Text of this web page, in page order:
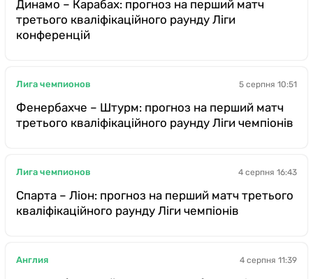
Динамо – Карабах: прогноз на перший матч
третього кваліфікаційного раунду Ліги
конференцій
Лига чемпионов 5 серпня 10:51
Фенербахче – Штурм: прогноз на перший матч
третього кваліфікаційного раунду Ліги чемпіонів
Лига чемпионов 4 серпня 16:43
Спарта – Ліон: прогноз на перший матч третього
кваліфікаційного раунду Ліги чемпіонів
Англия 4 серпня 11:39